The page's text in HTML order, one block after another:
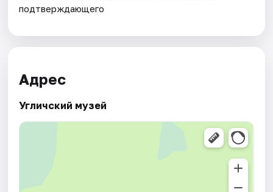
подтверждающего
Адрес
Угличский музей